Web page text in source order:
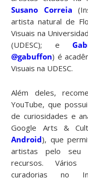
Susano Correia
artista natural de
Visuais na
(UDESC); e
@gabuffon) é
Visuais na UDESC.
Além deles,
YouTube, que
de curiosidades e
Google Arts &
Android), que
artistas pelo seu
recursos. Vários
curadorias no